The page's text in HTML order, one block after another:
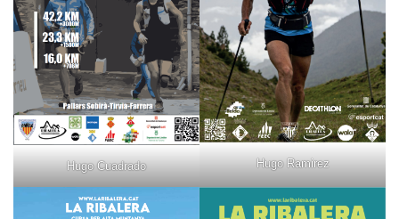
Hugo Cuadrado Hugo Ramirez